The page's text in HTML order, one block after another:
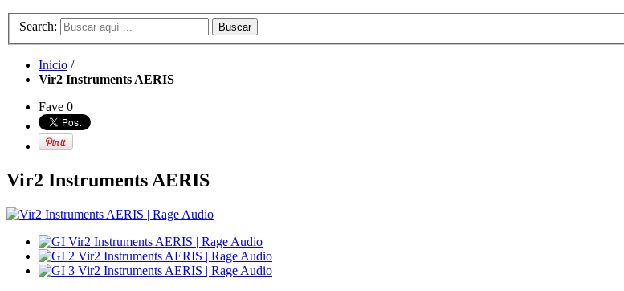
Search: Buscar
Inicio /
Vir2 Instruments AERIS
Fave 0
Vir2 Instruments AERIS